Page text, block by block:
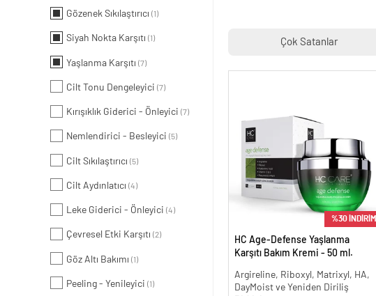
Gözenek Sıkılaştırıcı (1)
Siyah Nokta Karşıtı (1)
Yaşlanma Karşıtı (7)
Cilt Tonu Dengeleyici (7)
Kırışıklık Giderici - Önleyici (7)
Nemlendirici - Besleyici (5)
Cilt Sıkılaştırıcı (5)
Cilt Aydınlatıcı (4)
Leke Giderici - Önleyici (4)
Çevresel Etki Karşıtı (2)
Göz Altı Bakımı (1)
Peeling - Yenileyici (1)
Çok Satanlar
%30 İNDİRİM
HC Age-Defense Yaşlanma
Karşıtı Bakım Kremi - 50 ml.
Argireline, Riboxyl, Matrixyl, HA,
DayMoist ve Yeniden Diriliş